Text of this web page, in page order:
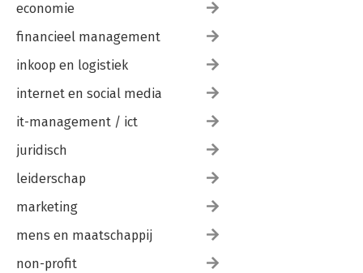
economie
financieel management
inkoop en logistiek
internet en social media
it-management / ict
juridisch
leiderschap
marketing
mens en maatschappij
non-profit